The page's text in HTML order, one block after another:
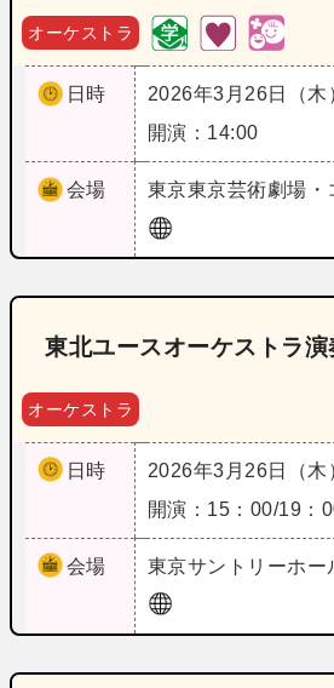
オーケストラ
日時
2026年3月26日（木
開演：14:00
会場 東京東京芸術劇場・
東北ユースオーケストラ
オーケストラ
日時
2026年3月26日（木
開演：15：00/19：
会場 東京サントリーホー